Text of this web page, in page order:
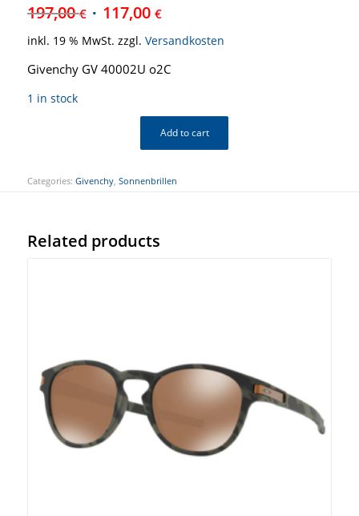
197,00€ 117,00 €
inkl. 19 % MwSt. zzgl. Versandkosten
Givenchy GV 40002U o2C
1 in stock
Add to cart
Categories: Givenchy, Sonnenbrillen
Related products